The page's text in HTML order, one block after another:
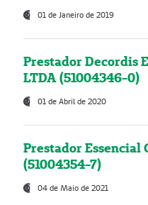
01 de Janeiro de 2019
Prestador Decordis
LTDA (51004346-0)
01 de Abril de 2020
Prestador Essencial
(51004354-7)
04 de Maio de 2021